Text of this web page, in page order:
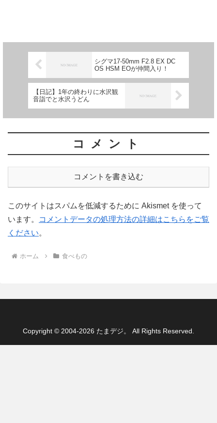
シグマ17-50mm F2.8 EX DC
OS HSM EOが仲間入り！
【日記】1年の終わりに水沢観
音詣でと水沢うどん
コメント
コメントを書き込む
このサイトはスパムを低減するために Akismet を使って
います。
コメントデータの処理方法の詳細はこちらをご覧
ください。
ホーム 食べもの
Copyright © 2004-2026 たまデジ。 All Rights Reserved.